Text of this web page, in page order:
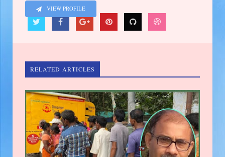
VIEW PROFILE
RELATED ARTICLES